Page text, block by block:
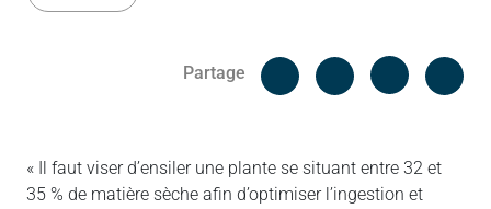
Partage
Facebook
« Il faut viser d’ensiler une plante se situant entre 32 et
35 % de matière sèche afin d’optimiser l’ingestion et